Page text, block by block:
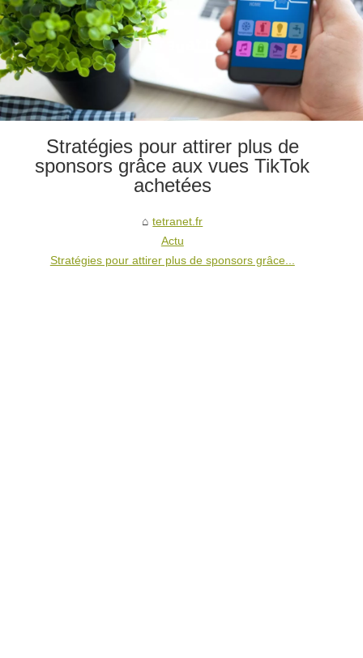
Stratégies pour attirer plus de
sponsors grâce aux vues TikTok
achetées
tetranet.fr
Actu
Stratégies pour attirer plus de sponsors grâce...